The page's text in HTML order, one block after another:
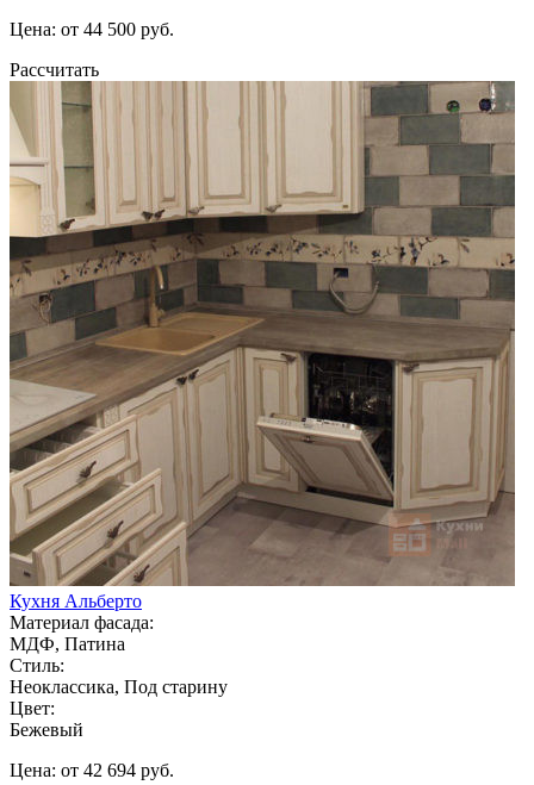
Цена: от 44 500 руб.
Рассчитать
Кухня Альберто
Материал фасада:
МДФ, Патина
Стиль:
Неоклассика, Под старину
Цвет:
Бежевый
Цена: от 42 694 руб.